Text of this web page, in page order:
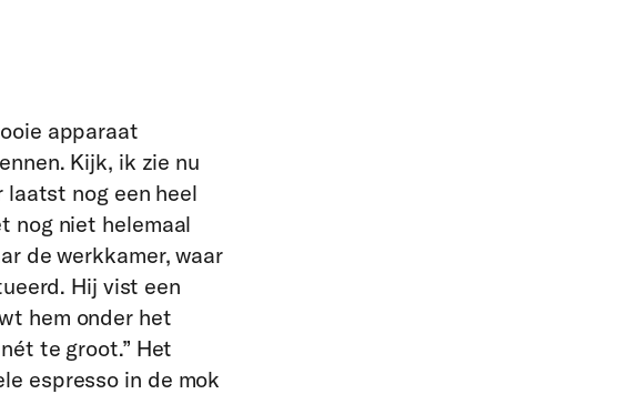
apparaat
Kijk, ik zie nu
nog een heel
nog niet helemaal
de werkkamer, waar
Hij vist een
hem onder het
te groot.” Het
espresso in de mok